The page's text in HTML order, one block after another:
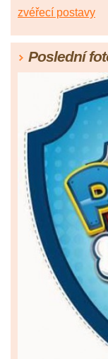
zvéřecí postavy
Poslední